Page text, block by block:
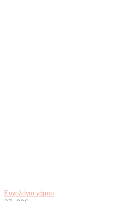
Ευχολόγιο γάμου